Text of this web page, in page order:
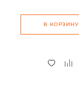
В КОРЗИНУ